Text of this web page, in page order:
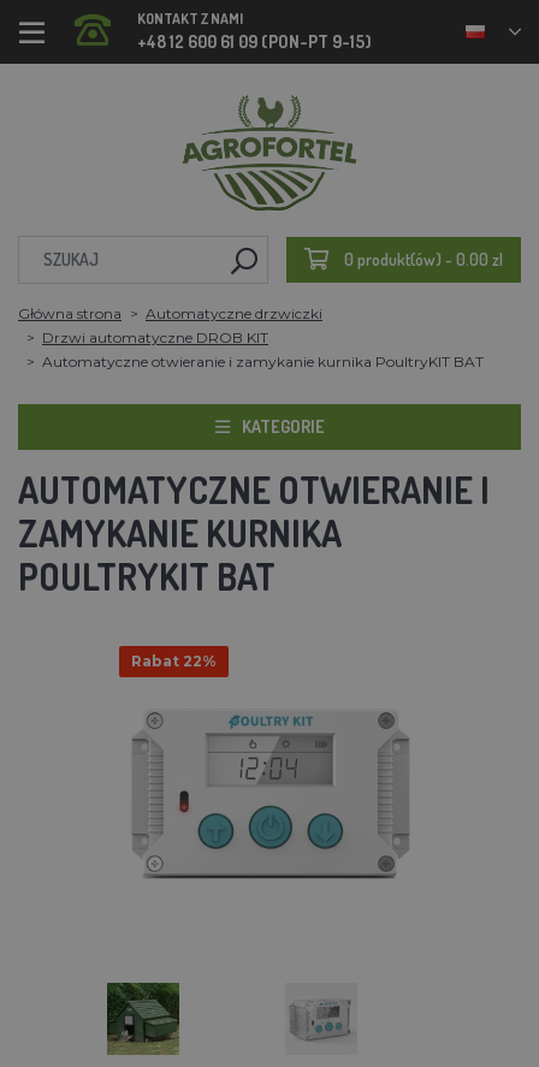
KONTAKT Z NAMI
+48 12 600 61 09 (PON-PT 9-15)
0 produkt(ów) - 0.00 zl
Główna strona
Automatyczne drzwiczki
Drzwi automatyczne DROB KIT
Automatyczne otwieranie i zamykanie kurnika PoultryKIT BAT
KATEGORIE
AUTOMATYCZNE OTWIERANIE I
ZAMYKANIE KURNIKA
POULTRYKIT BAT
Rabat 22%